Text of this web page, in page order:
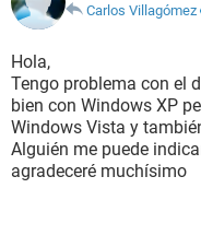
Carlos Villagómez
Hola,
Tengo problema con el
bien con Windows XP
Windows Vista y
Alguién me puede
agradeceré muchísimo